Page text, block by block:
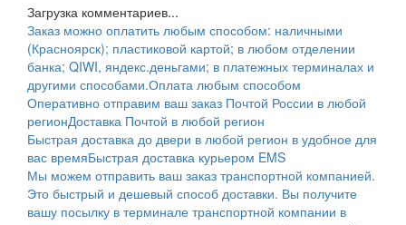
Загрузка комментариев...
Заказ можно оплатить любым способом: наличными
(Красноярск); пластиковой картой; в любом отделении
банка; QIWI, яндекс.деньгами; в платежных терминалах и
другими способами.Оплата любым способом
Оперативно отправим ваш заказ Почтой России в любой
регионДоставка Почтой в любой регион
Быстрая доставка до двери в любой регион в удобное для
вас времяБыстрая доставка курьером EMS
Мы можем отправить ваш заказ транспортной компанией.
Это быстрый и дешевый способ доставки. Вы получите
вашу посылку в терминале транспортной компании в